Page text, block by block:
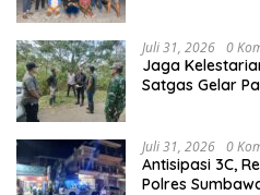
Juli 31, 2026 0
Jaga
Satgas Gelar
Juli 31, 2026 0
Antisipasi 3C,
Polres